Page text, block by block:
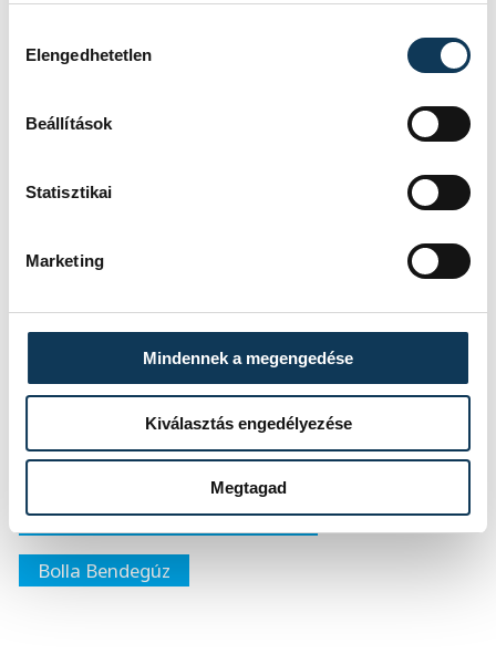
Elengedhetetlen
Beállítások
Statisztikai
Marketing
Mindennek a megengedése
Kiválasztás engedélyezése
Megtagad
embereket, hogy kijutottunk
legnagyobb álmom, mert
hogy negyven éve nem volt
- árulta el legnagyobb célját a következő
idényre Bolla.
sport ország-világ
labdarúgás
magyar labdarúgó-válogatott
Bolla Bendegúz